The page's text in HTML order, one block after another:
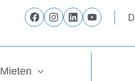
Folge
Facebook
FolgeFolgeFolge
Mieten